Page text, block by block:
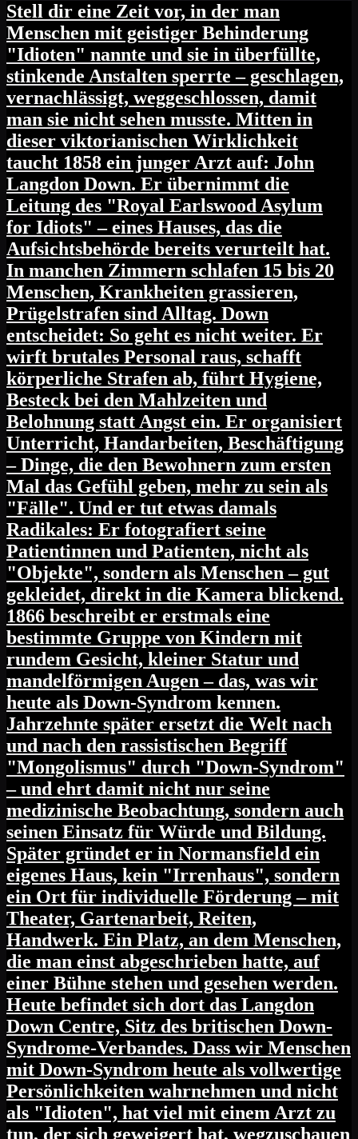
Stell dir eine Zeit vor, in der man
Menschen mit geistiger Behinderung
"Idioten" nannte und sie in überfüllte,
stinkende Anstalten sperrte – geschlagen,
vernachlässigt, weggeschlossen, damit
man sie nicht sehen musste. Mitten in
dieser viktorianischen Wirklichkeit
taucht 1858 ein junger Arzt auf: John
Langdon Down. Er übernimmt die
Leitung des "Royal Earlswood Asylum
for Idiots" – eines Hauses, das die
Aufsichtsbehörde bereits verurteilt hat.
In manchen Zimmern schlafen 15 bis 20
Menschen, Krankheiten grassieren,
Prügelstrafen sind Alltag. Down
entscheidet: So geht es nicht weiter. Er
wirft brutales Personal raus, schafft
körperliche Strafen ab, führt Hygiene,
Besteck bei den Mahlzeiten und
Belohnung statt Angst ein. Er organisiert
Unterricht, Handarbeiten, Beschäftigung
– Dinge, die den Bewohnern zum ersten
Mal das Gefühl geben, mehr zu sein als
"Fälle". Und er tut etwas damals
Radikales: Er fotografiert seine
Patientinnen und Patienten, nicht als
"Objekte", sondern als Menschen – gut
gekleidet, direkt in die Kamera blickend.
1866 beschreibt er erstmals eine
bestimmte Gruppe von Kindern mit
rundem Gesicht, kleiner Statur und
mandelförmigen Augen – das, was wir
heute als Down-Syndrom kennen.
Jahrzehnte später ersetzt die Welt nach
und nach den rassistischen Begriff
"Mongolismus" durch "Down-Syndrom"
– und ehrt damit nicht nur seine
medizinische Beobachtung, sondern auch
seinen Einsatz für Würde und Bildung.
Später gründet er in Normansfield ein
eigenes Haus, kein "Irrenhaus", sondern
ein Ort für individuelle Förderung – mit
Theater, Gartenarbeit, Reiten,
Handwerk. Ein Platz, an dem Menschen,
die man einst abgeschrieben hatte, auf
einer Bühne stehen und gesehen werden.
Heute befindet sich dort das Langdon
Down Centre, Sitz des britischen Down-
Syndrome-Verbandes. Dass wir Menschen
mit Down-Syndrom heute als vollwertige
Persönlichkeiten wahrnehmen und nicht
als "Idioten", hat viel mit einem Arzt zu
tun, der sich geweigert hat, wegzuschauen